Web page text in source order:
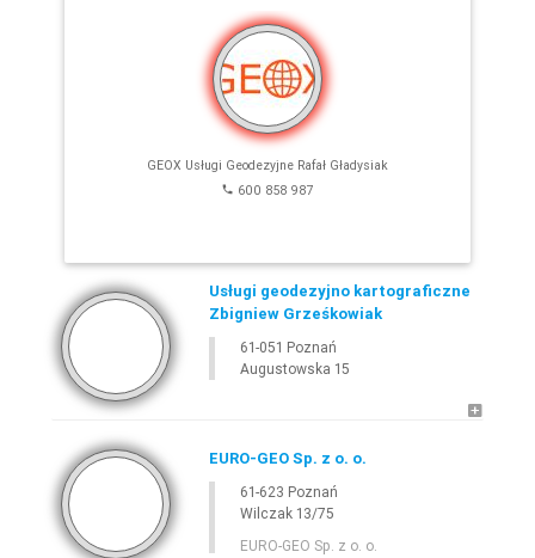
WIELKOPOLSKIE » POZNAŃ
GEOX Usługi Geodezyjne Rafał Gładysiak
600 858 987
Usługi geodezyjno kartograficzne
Zbigniew Grześkowiak
61-051 Poznań
Augustowska 15
EURO-GEO Sp. z o. o.
61-623 Poznań
Wilczak 13/75
EURO-GEO Sp. z o. o.